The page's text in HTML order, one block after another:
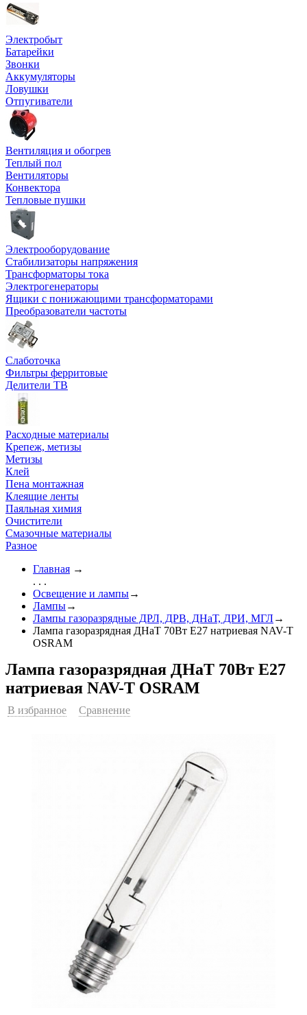
Электробыт
Батарейки
Звонки
Аккумуляторы
Ловушки
Отпугиватели
Вентиляция и обогрев
Теплый пол
Вентиляторы
Конвектора
Тепловые пушки
Электрооборудование
Стабилизаторы напряжения
Трансформаторы тока
Электрогенераторы
Ящики с понижающими трансформаторами
Преобразователи частоты
Слаботочка
Фильтры ферритовые
Делители ТВ
Расходные материалы
Крепеж, метизы
Метизы
Клей
Пена монтажная
Клеящие ленты
Паяльная химия
Очистители
Смазочные материалы
Разное
Главная →
. . .
Освещение и лампы→
Лампы→
Лампы газоразрядные ДРЛ, ДРВ, ДНаТ, ДРИ, МГЛ→
Лампа газоразрядная ДНаТ 70Вт Е27 натриевая NAV-T
OSRAM
Лампа газоразрядная ДНаТ 70Вт Е27
натриевая NAV-T OSRAM
В избранное Сравнение